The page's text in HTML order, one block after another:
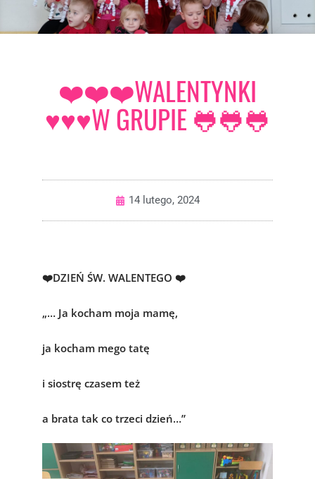
❤️❤️❤️WALENTYNKI
♥️♥️♥️W GRUPIE 🐸🐸🐸
14 lutego, 2024
❤️DZIEŃ ŚW. WALENTEGO ❤️
„… Ja kocham moja mamę,
ja kocham mego tatę
i siostrę czasem też
a brata tak co trzeci dzień…”